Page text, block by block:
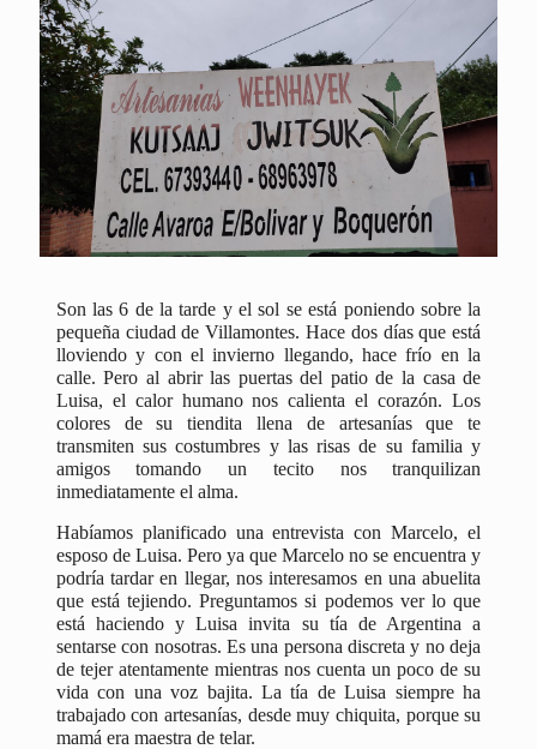
Son las 6 de la tarde y el sol se está poniendo sobre la
pequeña ciudad de Villamontes. Hace dos días que está
lloviendo y con el invierno llegando, hace frío en la
calle. Pero al abrir las puertas del patio de la casa de
Luisa, el calor humano nos calienta el corazón. Los
colores de su tiendita llena de artesanías que te
transmiten sus costumbres y las risas de su familia y
amigos tomando un tecito nos tranquilizan
inmediatamente el alma.
Habíamos planificado una entrevista con Marcelo, el
esposo de Luisa. Pero ya que Marcelo no se encuentra y
podría tardar en llegar, nos interesamos en una abuelita
que está tejiendo. Preguntamos si podemos ver lo que
está haciendo y Luisa invita su tía de Argentina a
sentarse con nosotras. Es una persona discreta y no deja
de tejer atentamente mientras nos cuenta un poco de su
vida con una voz bajita. La tía de Luisa siempre ha
trabajado con artesanías, desde muy chiquita, porque su
mamá era maestra de telar.